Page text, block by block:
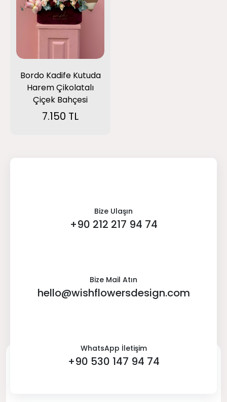
Bordo Kadife Kutuda
Harem Çikolatalı
Çiçek Bahçesi
7.150 TL
Bize Ulaşın
+90 212 217 94 74
Bize Mail Atın
hello@wishflowersdesign.com
WhatsApp İletişim
+90 530 147 94 74